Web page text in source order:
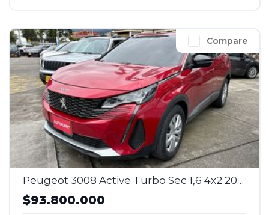
Compare
Peugeot 3008 Active Turbo Sec 1,6 4x2 2023
$93.800.000